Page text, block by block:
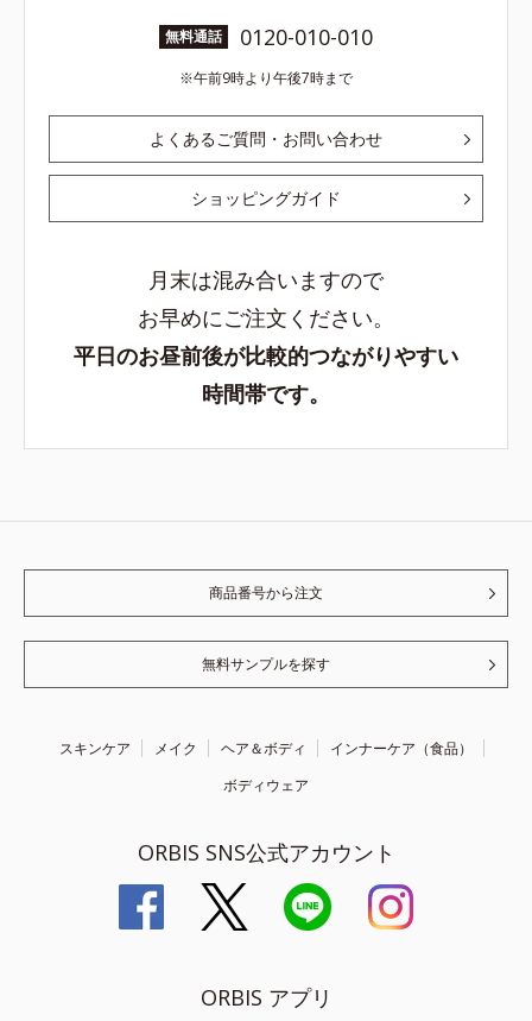
無料通話 0120-010-010
午前9時より午後7時まで
よくあるご質問・お問い合わせ
ショッピングガイド
月末は混み合いますので
お早めにご注文ください。
平日のお昼前後が比較的つながりやすい
時間帯です。
商品番号から注文
無料サンプルを探す
スキンケア メイク ヘア＆ボディ
インナーケア（食品）
ボディウェア
ORBIS SNS公式アカウント
ORBIS アプリ